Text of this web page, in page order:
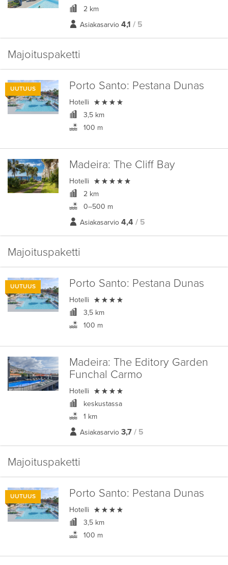
2 km
Asiakasarvio 4,1 / 5
Majoituspaketti
UUTUUS Porto Santo: Pestana Dunas
Hotelli 
3,5 km
100 m
Madeira: The Cliff Bay
Hotelli 
2 km
0–500 m
Asiakasarvio 4,4 / 5
Majoituspaketti
UUTUUS Porto Santo: Pestana Dunas
Hotelli 
3,5 km
100 m
Madeira: The Editory Garden
Funchal Carmo
Hotelli 
keskustassa
1 km
Asiakasarvio 3,7 / 5
Majoituspaketti
UUTUUS Porto Santo: Pestana Dunas
Hotelli 
3,5 km
100 m